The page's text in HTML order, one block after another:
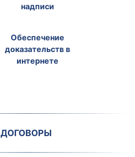
надписи
Обеспечение
доказательств в
интернете
ДОГОВОРЫ